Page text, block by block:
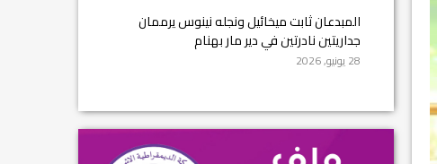
المبدعان ثابت ميخائيل ونجله نينوس يرممان
جداريتين نادرتين في دير مار بهنام
28 يونيو, 2026